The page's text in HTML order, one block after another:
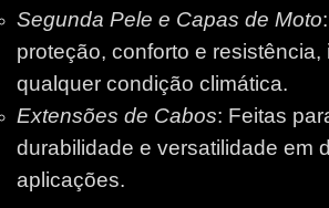
Segunda Pele e Capas de Moto
proteção, conforto e resistência,
qualquer condição climática.
Extensões de Cabos: Feitas
durabilidade e versatilidade em
aplicações.